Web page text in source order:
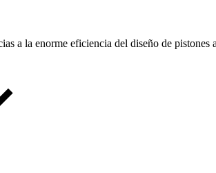
a la enorme eficiencia del diseño de pistones